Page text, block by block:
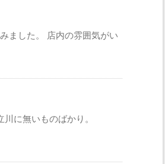
ました。 店内の雰囲気がい
に無いものばかり。